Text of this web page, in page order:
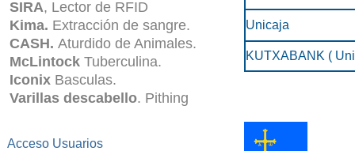
SIRA, Lector de RFID
Kima. Extracción de sangre.
CASH. Aturdido de Animales.
McLintock Tuberculina.
Iconix Basculas.
Varillas descabello. Pithing
Acceso Usuarios
Unicaja
KUTXABANK (